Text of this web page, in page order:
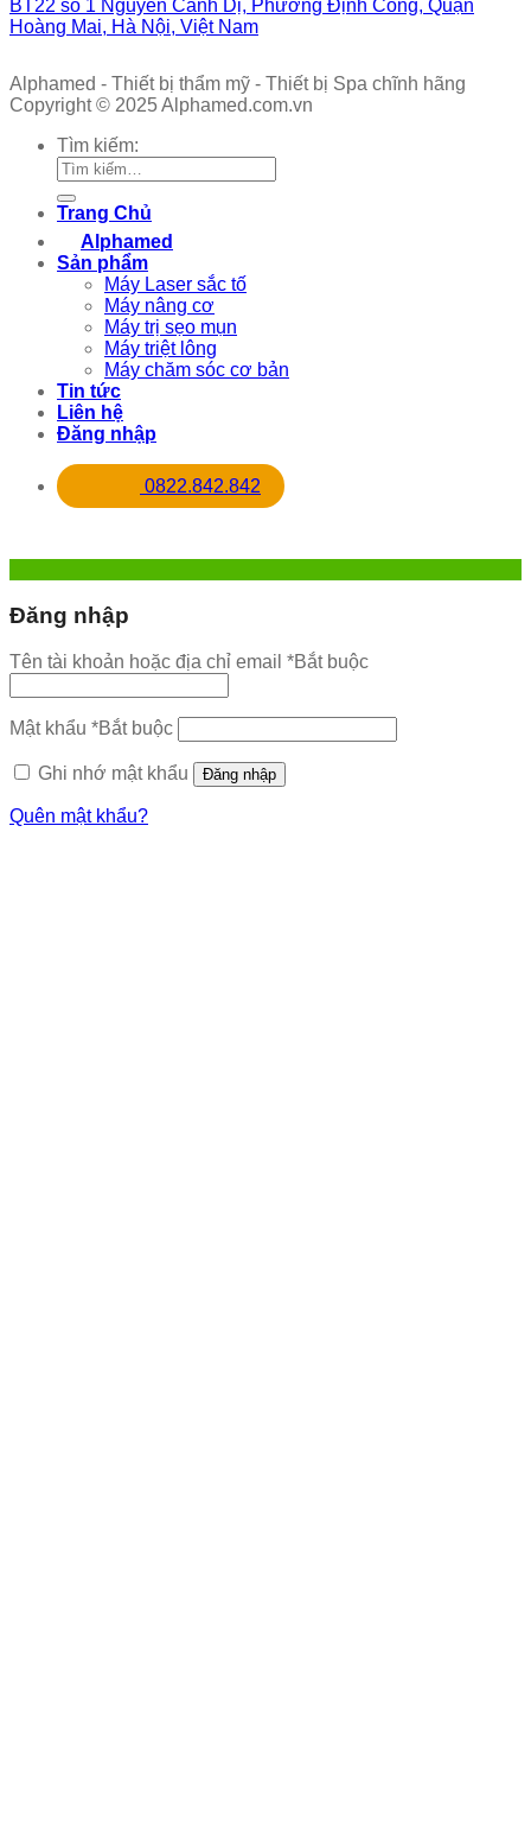
BT22 số 1 Nguyễn Cảnh Dị, Phường Định Công, Quận
Hoàng Mai, Hà Nội, Việt Nam
Alphamed - Thiết bị thẩm mỹ - Thiết bị Spa chĩnh hãng
Copyright © 2025 Alphamed.com.vn
Tìm kiếm:
Trang Chủ
Alphamed
Sản phẩm
Máy Laser sắc tố
Máy nâng cơ
Máy trị sẹo mụn
Máy triệt lông
Máy chăm sóc cơ bản
Tin tức
Liên hệ
Đăng nhập
0822.842.842
Đăng nhập
Tên tài khoản hoặc địa chỉ email *Bắt buộc
Mật khẩu *Bắt buộc
Ghi nhớ mật khẩu Đăng nhập
Quên mật khẩu?